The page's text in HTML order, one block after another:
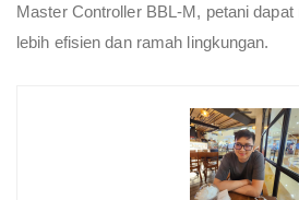
Master Controller BBL-M, petani
lebih efisien dan ramah lingkungan.